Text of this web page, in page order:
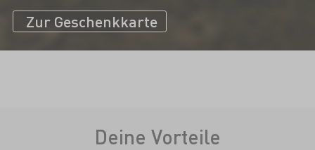
Zur Geschenkkarte
Deine Vorteile